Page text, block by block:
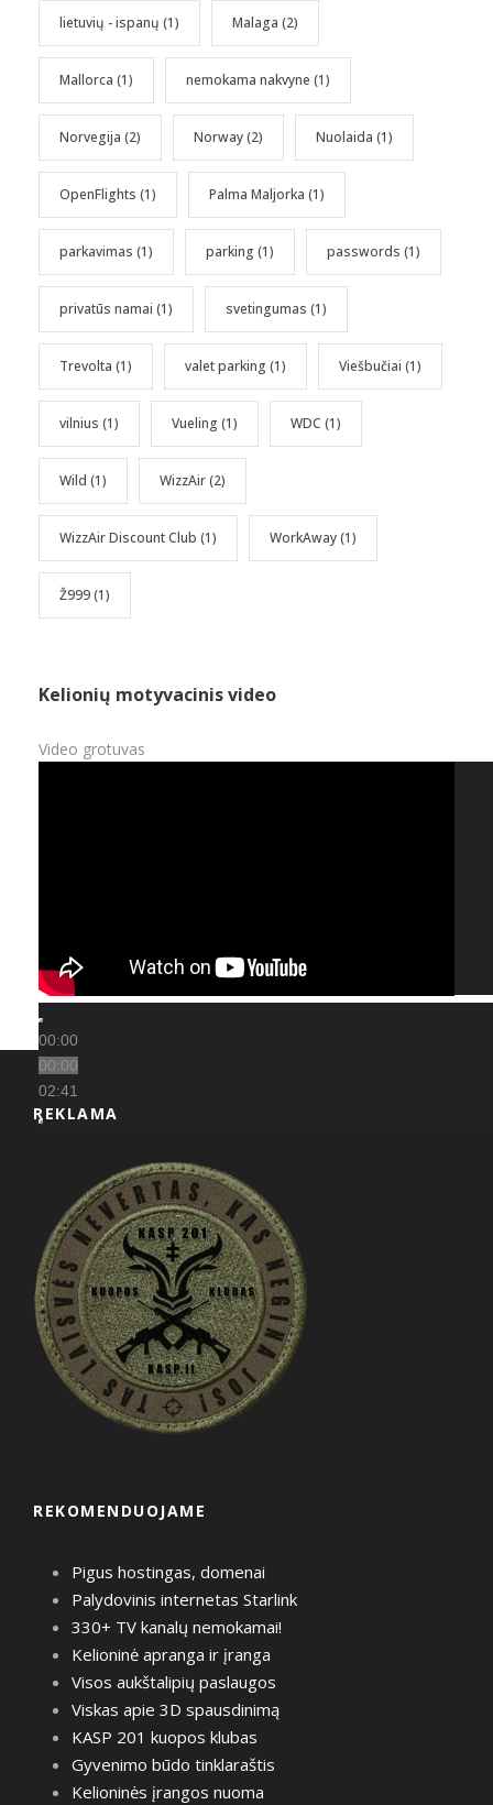
lietuvių - ispanų (1) Malaga (2)
Mallorca (1) nemokama nakvyne (1)
Norvegija (2) Norway(2) Nuolaida (1)
OpenFlights (1) Palma Maljorka (1)
parkavimas (1) parking (1) passwords (1)
privatūs namai (1) svetingumas (1)
Trevolta (1) valet parking (1) Viešbučiai (1)
vilnius (1) Vueling (1) WDC (1)
Wild (1) WizzAir(2)
WizzAir Discount Club (1) WorkAway(1)
Ž999(1)
Kelionių motyvacinis video
Video grotuvas
00:00
00:00
02:41
REKLAMA
REKOMENDUOJAME
Pigus hostingas, domenai
Palydovinis internetas Starlink
330+ TV kanalų nemokamai!
Kelioninė apranga ir įranga
Visos aukštalipių paslaugos
Viskas apie 3D spausdinimą
KASP 201 kuopos klubas
Gyvenimo būdo tinklaraštis
Kelioninės įrangos nuoma